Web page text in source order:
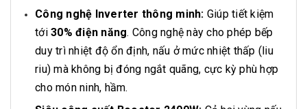
Công nghệ Inverter thông minh: Giúp tiết kiệm
tới 30% điện năng. Công nghệ này cho phép bếp
duy trì nhiệt độ ổn định, nấu ở mức nhiệt thấp (liu
riu) mà không bị đóng ngắt quãng, cực kỳ phù hợp
cho món ninh, hầm.